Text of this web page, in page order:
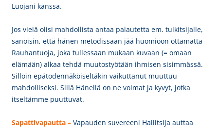
Luojani kanssa.
Jos vielä olisi mahdollista antaa palautetta em. tulkitsijalle,
sanoisin, että hänen metodissaan jää huomioon ottamatta
Rauhantuoja, joka tullessaan mukaan kuvaan (= omaan
elämään) alkaa tehdä muutostyötään ihmisen sisimmässä.
Silloin epätodennäköiseltäkin vaikuttanut muuttuu
mahdolliseksi. Sillä Hänellä on ne voimat ja kyvyt, jotka
itseltämme puuttuvat.
Sapattivapautta – Vapauden suvereeni Hallitsija auttaa